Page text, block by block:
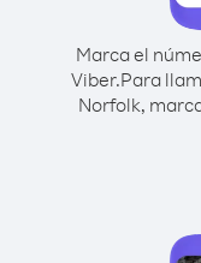
Marca el
Viber.Para
Norfolk,